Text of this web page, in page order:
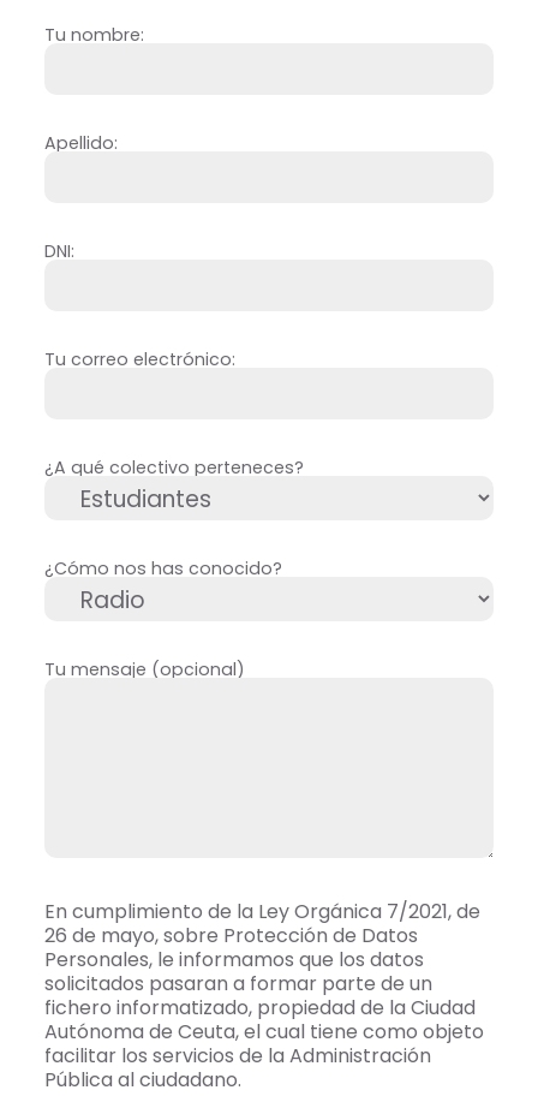
Tu nombre:
Apellido:
DNI:
Tu correo electrónico:
¿A qué colectivo perteneces?
¿Cómo nos has conocido?
Tu mensaje (opcional)
En cumplimiento de la Ley Orgánica 7/2021, de
26 de mayo, sobre Protección de Datos
Personales, le informamos que los datos
solicitados pasaran a formar parte de un
fichero informatizado, propiedad de la Ciudad
Autónoma de Ceuta, el cual tiene como objeto
facilitar los servicios de la Administración
Pública al ciudadano.